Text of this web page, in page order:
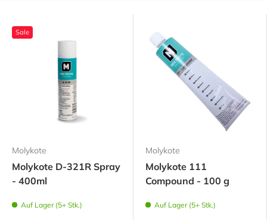
Sale
Molykote
Molykote D-321R Spray
- 400ml
Auf Lager (5+ Stk.)
Molykote
Molykote 111
Compound - 100 g
Auf Lager (5+ Stk.)